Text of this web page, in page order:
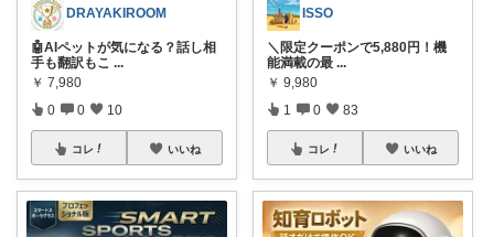
DRAYAKIROOM
🤖AIペットが気になる？話し相
手も翻訳もこ ...
￥ 7,980
0 0 10
コレ いいね
ISSO
＼限定クーポンで5,880円！機
能満載の最 ...
￥ 9,980
1 0 83
コレ いいね